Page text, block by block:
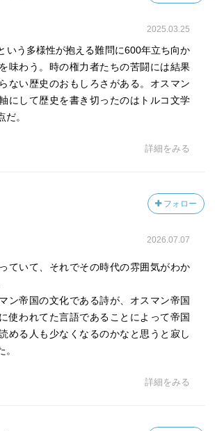
2025.03.25
いう多様性が抱える難問に600年立ち向か
味わう。時の権力者たちの苦闘には結果
ない歴史のおもしろさがある。オスマン
にして歴史を書き切ったのはトルコ文学
。
詳細をみる
フォロー
2026.07.07
ていて、それでその時代の雰囲気がわか
ン帝国の文化である詩が、オスマン帝国
使われてた言語であることによって帝国
める人も少なくなるのかなと思うと寂し
詳細をみる